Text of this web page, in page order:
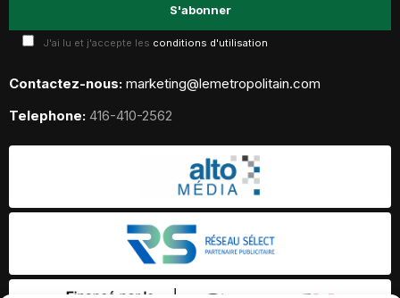
J'ai lu et j'accepte les conditions d'utilisation
Contactez-nous: marketing@lemetropolitain.com
Telephone: 416-410-2562